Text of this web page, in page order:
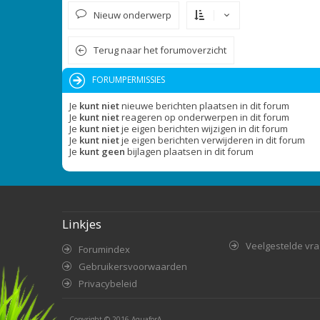
Nieuw onderwerp
Terug naar het forumoverzicht
FORUMPERMISSIES
Je kunt nietnieuwe berichten plaatsen in dit forum
Je kunt nietreageren op onderwerpen in dit forum
Je kunt nietje eigen berichten wijzigen in dit forum
Je kunt nietje eigen berichten verwijderen in dit forum
Je kunt geen bijlagen plaatsen in dit forum
Linkjes
Forumindex
Gebruikersvoorwaarden
Privacybeleid
Veelgestelde